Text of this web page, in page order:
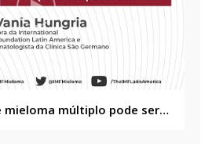
O tratamento de mieloma múltiplo pode ser pausado?